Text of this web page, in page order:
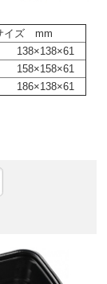
イズ mm
138×138×61
158×158×61
186×138×61